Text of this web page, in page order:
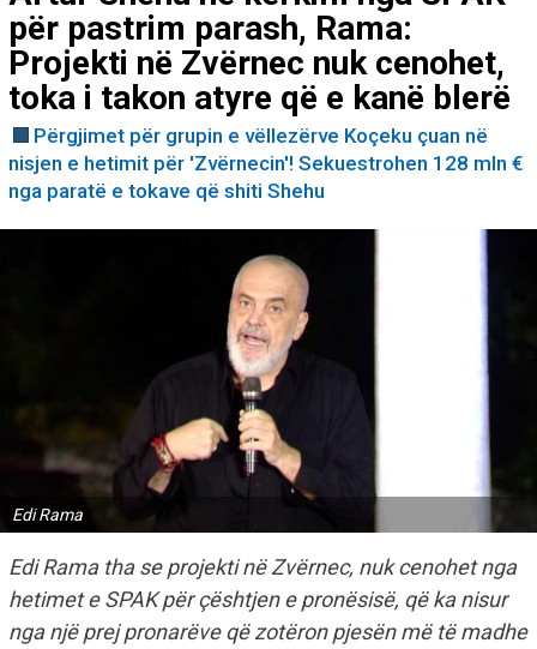
për pastrim parash, Rama:
Projekti në Zvërnec nuk cenohet,
toka i takon atyre që e kanë blerë
Përgjimet për grupin e vëllezërve Koçeku çuan në
nisjen e hetimit për 'Zvërnecin'! Sekuestrohen 128 mln €
nga paratë e tokave që shiti Shehu
Edi Rama
Edi Rama tha se projekti në Zvërnec, nuk cenohet nga
hetimet e SPAK për çështjen e pronësisë, që ka nisur
nga një prej pronarëve që zotëron pjesën më të madhe